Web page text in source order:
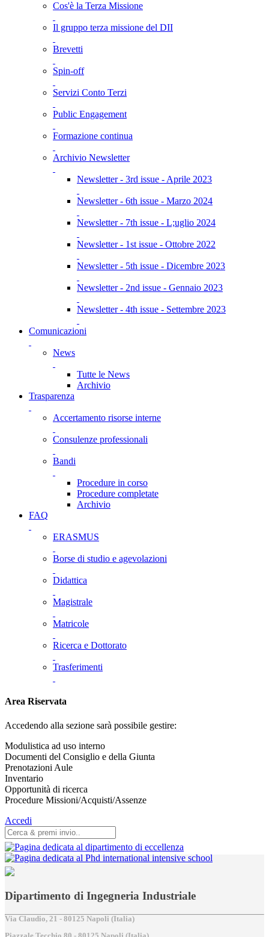
Cos'è la Terza Missione
Il gruppo terza missione del DII
Brevetti
Spin-off
Servizi Conto Terzi
Public Engagement
Formazione continua
Archivio Newsletter
Newsletter - 3rd issue - Aprile 2023
Newsletter - 6th issue - Marzo 2024
Newsletter - 7th issue - L;uglio 2024
Newsletter - 1st issue - Ottobre 2022
Newsletter - 5th issue - Dicembre 2023
Newsletter - 2nd issue - Gennaio 2023
Newsletter - 4th issue - Settembre 2023
Comunicazioni
News
Tutte le News
Archivio
Trasparenza
Accertamento risorse interne
Consulenze professionali
Bandi
Procedure in corso
Procedure completate
Archivio
FAQ
ERASMUS
Borse di studio e agevolazioni
Didattica
Magistrale
Matricole
Ricerca e Dottorato
Trasferimenti
Area Riservata
Accedendo alla sezione sarà possibile gestire:
Modulistica ad uso interno
Documenti del Consiglio e della Giunta
Prenotazioni Aule
Inventario
Opportunità di ricerca
Procedure Missioni/Acquisti/Assenze
Accedi
Dipartimento di Ingegneria Industriale
Via Claudio, 21 - 80125 Napoli (Italia)